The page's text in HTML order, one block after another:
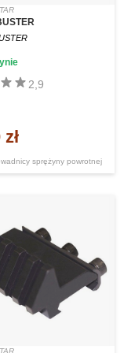
sprężyny powrotnej
2,9